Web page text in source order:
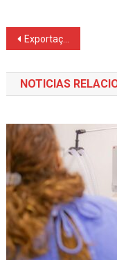
Navegação
de
Post
Exportações paranaenses de milho crescem 179% e receitas triplicam em 2025
NOTICIAS